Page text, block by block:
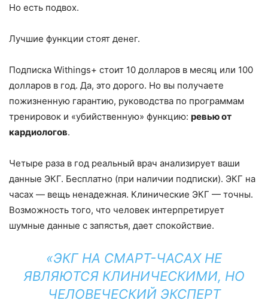
Но есть подвох.
Лучшие функции стоят денег.
Подписка Withings+ стоит 10 долларов в месяц или 100
долларов в год. Да, это дорого. Но вы получаете
пожизненную гарантию, руководства по программам
тренировок и «убийственную» функцию: ревью от
кардиологов.
Четыре раза в год реальный врач анализирует ваши
данные ЭКГ. Бесплатно (при наличии подписки). ЭКГ на
часах — вещь ненадежная. Клинические ЭКГ — точны.
Возможность того, что человек интерпретирует
шумные данные с запястья, дает спокойствие.
«ЭКГ НА СМАРТ-ЧАСАХ НЕ
ЯВЛЯЮТСЯ КЛИНИЧЕСКИМИ, НО
ЧЕЛОВЕЧЕСКИЙ ЭКСПЕРТ